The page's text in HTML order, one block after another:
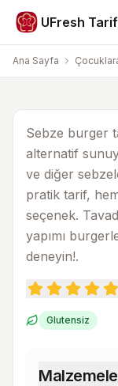
UFresh
Ana Sayfa
Çocuklara Özel
Sebze
30 dk 35 dk
Sebze burger
alternatif
ve diğer
pratik tarif,
seçenek.
yapımı
deneyin!.
Glutensiz